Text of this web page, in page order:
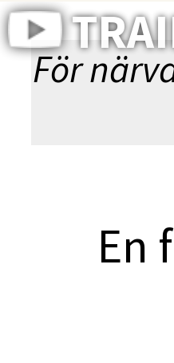
För
En